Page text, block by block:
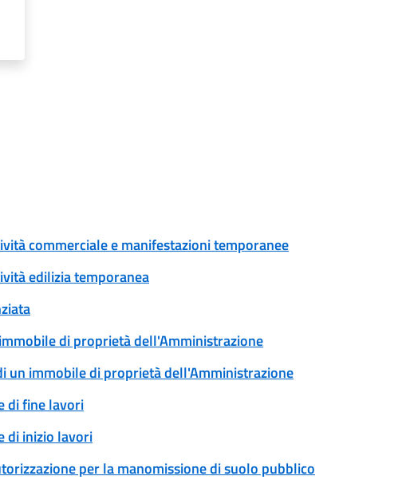
commerciale e manifestazioni temporanee
edilizia temporanea
di proprietà dell'Amministrazione
un immobile di proprietà dell'Amministrazione
di fine lavori
di inizio lavori
per la manomissione di suolo pubblico